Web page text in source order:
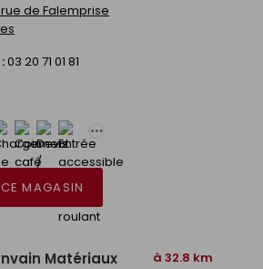
de Falemprise
03 20 71 01 81
MAGASIN
Matériaux
à 32.8 km